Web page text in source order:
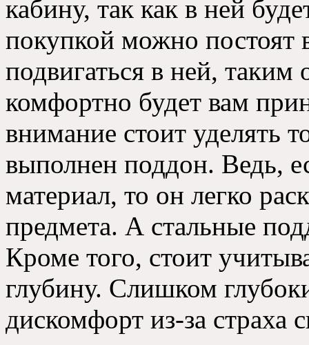
кабину, так как в ней
покупкой можно постоят
подвигаться в ней, таким
комфортно будет вам
внимание стоит уделять
выполнен поддон. Ведь,
материал, то он легко
предмета. А стальные
Кроме того, стоит
глубину. Слишком
дискомфорт из-за страха